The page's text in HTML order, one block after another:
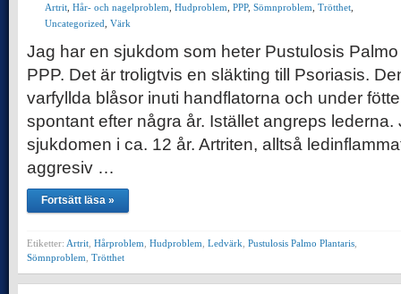
Artrit Hår- och nagelproblem Hudproblem PPP, Sömnproblem Trötthet
Uncategorized Värk
Jag har en sjukdom som heter Pustulosis
PPP. Det är troligtvis en släkting till Psoriasis.
varfyllda blåsor inuti handflatorna och under
spontant efter några år. Istället angreps
sjukdomen i ca. 12 år. Artriten, alltså
aggresiv …
Fortsätt läsa »
Etiketter: Artrit Hårproblem Hudproblem Ledvärk Pustulosis Palmo Plantaris
Sömnproblem Trötthet